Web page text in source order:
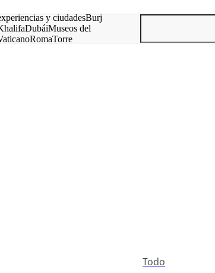
y ciudadesBurj
DubáiMuseos del
RomaTorre
Todo